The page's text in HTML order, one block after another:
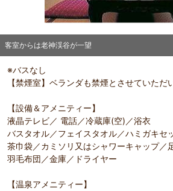
客室からは老神渓谷が一望
※バスなし
【禁煙室】ベランダも禁煙とさせていただ
【設備＆アメニティー】
液晶テレビ／ 電話／冷蔵庫(空)／浴衣
バスタオル／フェイスタオル／ハミガキセ
茶巾袋／カミソリ又はシャワーキャップ／
羽毛布団／金庫／ドライヤー
【温泉アメニティー】
客室からは老神渓谷が一望